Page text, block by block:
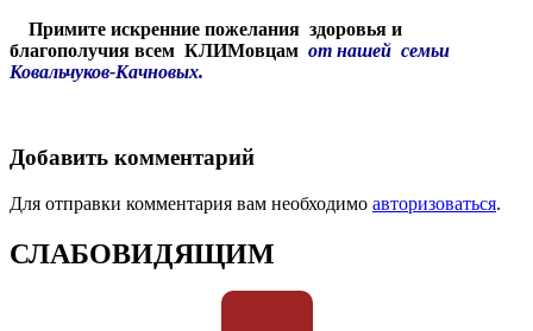
Примите искренние пожелания здоровья и
благополучия всем КЛИМовцам от нашей семьи
Ковальчуков-Качновых.
Добавить комментарий
Для отправки комментария вам необходимо авторизоваться.
СЛАБОВИДЯЩИМ